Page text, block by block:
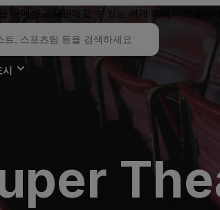
을 구매하고 재판매할 수 있는 세계 최대 마켓플레
시